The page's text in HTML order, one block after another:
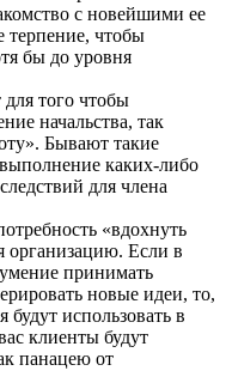
с новейшими ее
терпение, чтобы
бы до уровня
того чтобы
начальства, так
Бывают такие
каких-либо
для члена
«вдохнуть
организацию. Если в
принимать
новые идеи, то,
использовать в
клиенты будут
панацею от